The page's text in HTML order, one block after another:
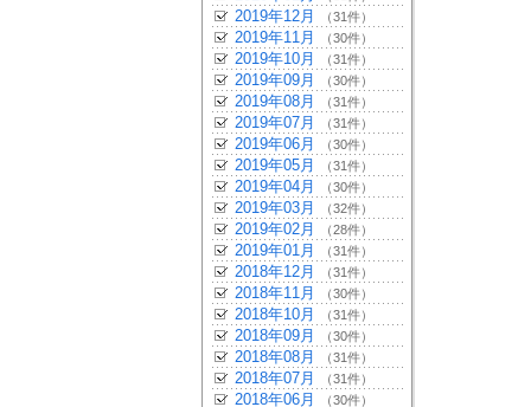
2019年12月 （31件）
2019年11月 （30件）
2019年10月 （31件）
2019年09月 （30件）
2019年08月 （31件）
2019年07月 （31件）
2019年06月 （30件）
2019年05月 （31件）
2019年04月 （30件）
2019年03月 （32件）
2019年02月 （28件）
2019年01月 （31件）
2018年12月 （31件）
2018年11月 （30件）
2018年10月 （31件）
2018年09月 （30件）
2018年08月 （31件）
2018年07月 （31件）
2018年06月 （30件）